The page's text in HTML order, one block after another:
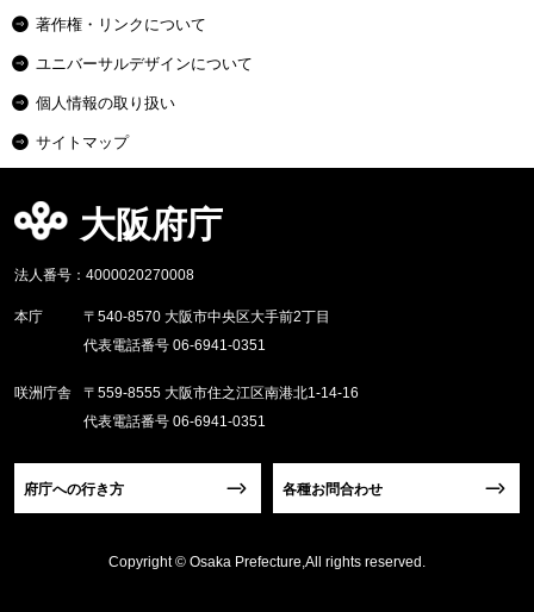
著作権・リンクについて
ユニバーサルデザインについて
個人情報の取り扱い
サイトマップ
大阪府庁
法人番号：4000020270008
本庁
〒540-8570 大阪市中央区大手前2丁目
代表電話番号 06-6941-0351
咲洲庁舎
〒559-8555 大阪市住之江区南港北1-14-16
代表電話番号 06-6941-0351
府庁への行き方 各種お問合わせ
Copyright © Osaka Prefecture,All rights reserved.